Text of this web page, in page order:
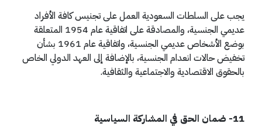
يجب على السلطات السعودية العمل على تجنيس كافة الأفراد
عديمي الجنسية، والمصادقة على اتفاقية عام 1954 المتعلقة
بوضع الأشخاص عديمي الجنسية، واتفاقية عام 1961 بشأن
تخفيض حالات انعدام الجنسية، بالإضافة إلى العهد الدولي الخاص
بالحقوق الاقتصادية والاجتماعية والثقافية.
11- ضمان الحق في المشاركة السياسية